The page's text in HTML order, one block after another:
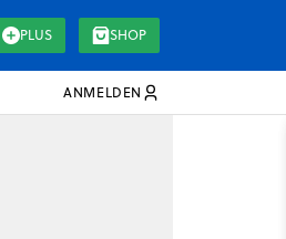
PLUS SHOP
ANMELDEN